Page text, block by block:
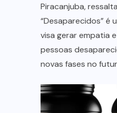
Piracanjuba,
“Desaparecidos” é
visa gerar empatia
pessoas
novas fases no